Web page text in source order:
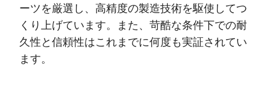
ーツを厳選し、高精度の製造技術を駆使してつ
くり上げています。また、苛酷な条件下での耐
久性と信頼性はこれまでに何度も実証されてい
ます。